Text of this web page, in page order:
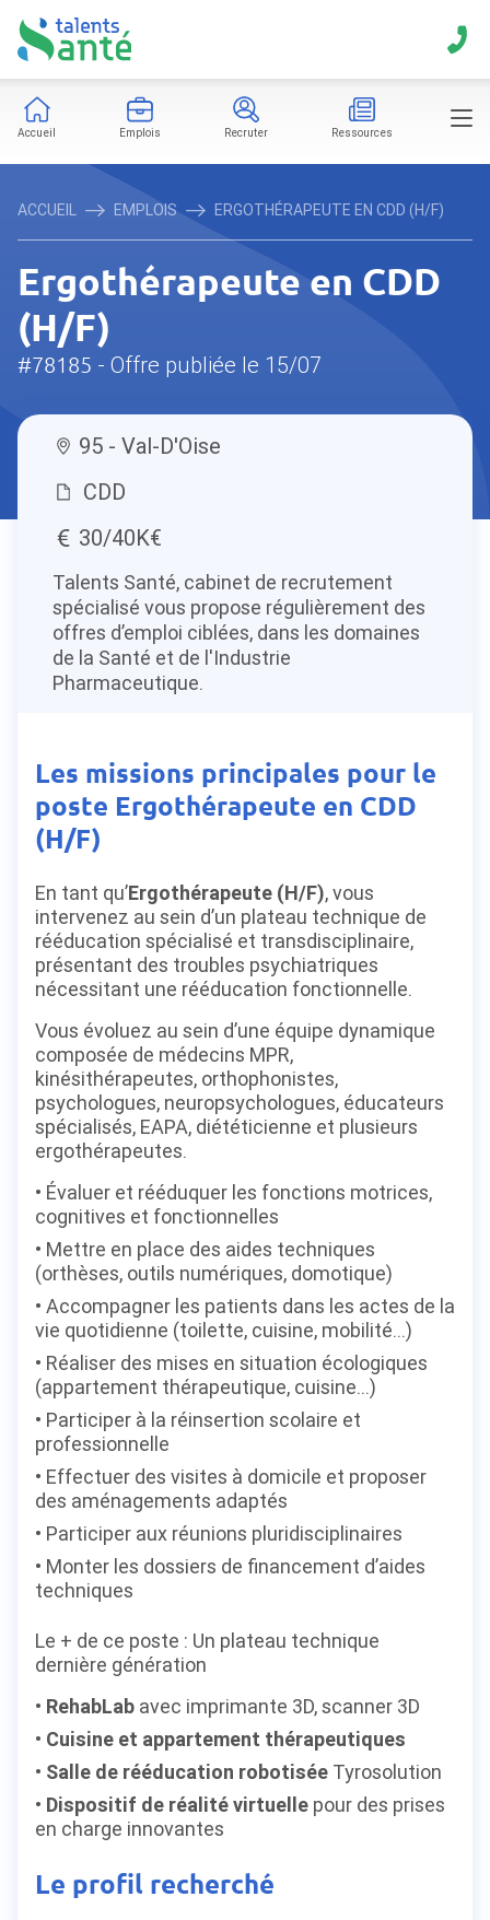
Accueil Emplois Recruter Ressources
ACCUEIL EMPLOIS ERGOTHÉRAPEUTE EN CDD (H/F)
Ergothérapeute en CDD
(H/F)
#78185 - Offre publiée le 15/07
95 - Val-D'Oise
CDD
30/40K€
Talents Santé, cabinet de recrutement
spécialisé vous propose régulièrement des
offres d’emploi ciblées, dans les domaines
de la Santé et de l'Industrie
Pharmaceutique.
Les missions principales pour le
poste Ergothérapeute en CDD
(H/F)
En tant qu’Ergothérapeute (H/F), vous
intervenez au sein d’un plateau technique de
rééducation spécialisé et transdisciplinaire,
présentant des troubles psychiatriques
nécessitant une rééducation fonctionnelle.
Vous évoluez au sein d’une équipe dynamique
composée de médecins MPR,
kinésithérapeutes, orthophonistes,
psychologues, neuropsychologues, éducateurs
spécialisés, EAPA, diététicienne et plusieurs
ergothérapeutes.
Évaluer et rééduquer les fonctions motrices,
cognitives et fonctionnelles
Mettre en place des aides techniques
(orthèses, outils numériques, domotique)
Accompagner les patients dans les actes de la
vie quotidienne (toilette, cuisine, mobilité…)
Réaliser des mises en situation écologiques
(appartement thérapeutique, cuisine…)
Participer à la réinsertion scolaire et
professionnelle
Effectuer des visites à domicile et proposer
des aménagements adaptés
Participer aux réunions pluridisciplinaires
Monter les dossiers de financement d’aides
techniques
Le + de ce poste : Un plateau technique
dernière génération
RehabLab avec imprimante 3D, scanner 3D
Cuisine et appartement thérapeutiques
Salle de rééducation robotisée Tyrosolution
Dispositif de réalité virtuelle pour des prises
en charge innovantes
Le profil recherché